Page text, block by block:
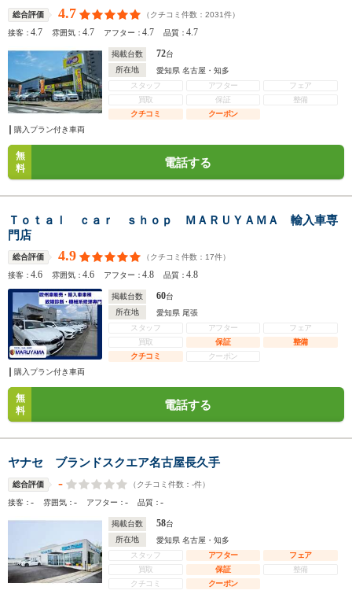
総合評価 4.7 （クチコミ件数： 2031件）
接客：4.7 雰囲気：4.7 アフター：4.7 品質：4.7
掲載台数 72台
所在地
愛知県 名古屋・知多
スタッフ
アフター
フェア
買取
保証
整備
クチコミ
クーポン
購入プラン付き車両
無
料
電話する
Ｔｏｔａｌ ｃａｒ ｓｈｏｐ ＭＡＲＵＹＡＭＡ 輸入車専
門店
総合評価 4.9 （クチコミ件数： 17件）
接客：4.6 雰囲気：4.6 アフター：4.8 品質：4.8
掲載台数 60台
所在地
愛知県 尾張
スタッフ
アフター
フェア
買取
保証
整備
クチコミ
クーポン
購入プラン付き車両
無
料
電話する
ヤナセ ブランドスクエア名古屋長久手
総合評価 - （クチコミ件数： -件）
接客：- 雰囲気：- アフター：- 品質：-
掲載台数 58台
所在地
愛知県 名古屋・知多
スタッフ
アフター
フェア
買取
保証
整備
クチコミ
クーポン